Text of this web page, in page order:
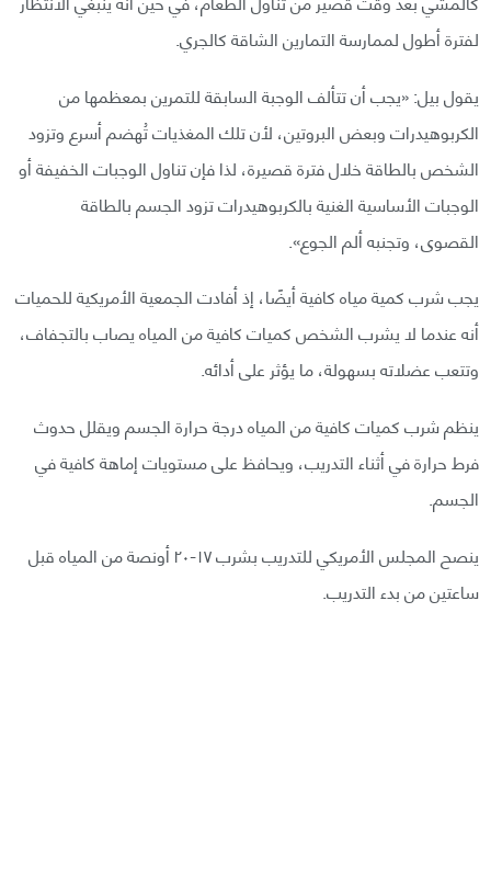
لفترة أطول لممارسة التمارين الشاقة كالجري.
يقول بيل: «يجب أن تتألف الوجبة السابقة للتمرين بمعظمها من
الكربوهيدرات وبعض البروتين، لأن تلك المغذيات تُهضم أسرع وتزود
الشخص بالطاقة خلال فترة قصيرة، لذا فإن تناول الوجبات الخفيفة أو
الوجبات الأساسية الغنية بالكربوهيدرات تزود الجسم بالطاقة
القصوى، وتجنبه ألم الجوع».
يجب شرب كمية مياه كافية أيضًا، إذ أفادت الجمعية الأمريكية للحميات
أنه عندما لا يشرب الشخص كميات كافية من المياه يصاب بالتجفاف،
وتتعب عضلاته بسهولة، ما يؤثر على أدائه.
ينظم شرب كميات كافية من المياه درجة حرارة الجسم ويقلل حدوث
فرط حرارة في أثناء التدريب، ويحافظ على مستويات إماهة كافية في
الجسم.
ينصح المجلس الأمريكي للتدريب بشرب ١٧-٢٠ أونصة من المياه قبل
ساعتين من بدء التدريب.